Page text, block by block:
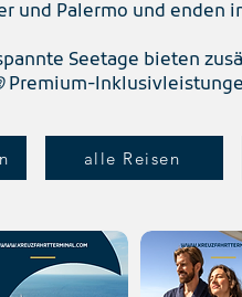
und Palermo und enden
Seetage bieten
Premium-
alle Reisen